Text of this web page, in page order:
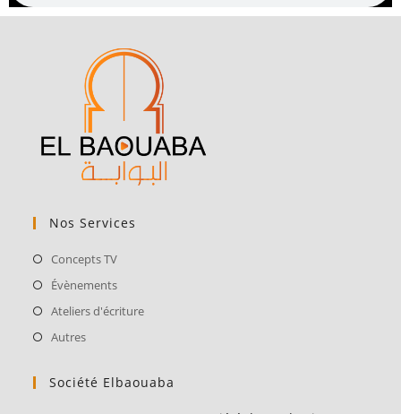
Nos Services
Concepts TV
Évènements
Ateliers d'écriture
Autres
Société Elbaouaba